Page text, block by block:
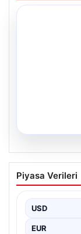
06.08.2026
İlgili Detaylar
Piyasa Verileri
USD
EUR